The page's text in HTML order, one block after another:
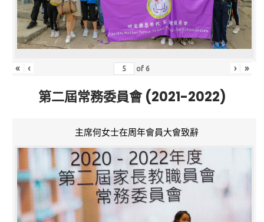
« ‹ of 6 › »
第二屆常務委員會 (2021-2022)
主席何女士在周年會員大會致辭